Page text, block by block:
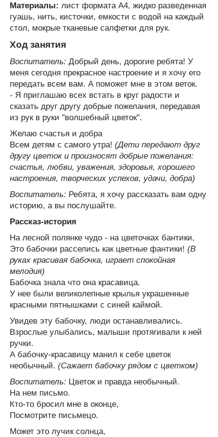
Материалы: лист формата А4, жидко разведенная
гуашь, нить, кисточки, емкости с водой на каждый
стол, мокрые тканевые салфетки для рук.
Ход занятия
Воспитатель: Добрый день, дорогие ребята! У
меня сегодня прекрасное настроение и я хочу его
передать всем вам. А поможет мне в этом веток.
- Я приглашаю всех встать в круг радости и
сказать друг другу добрые пожелания, передавая
из рук в руки "волшебный цветок".
Желаю счастья и добра
Всем детям с самого утра! (Дети передают друг
другу цветок и произносят добрые пожелания:
счастья, любви, уважения, здоровья, хорошего
настроения, творческих успехов, удачи, добра)
Воспитатель: Ребята, я хочу рассказать вам одну
историю, а вы послушайте.
Рассказ-история
На лесной полянке чудо - на цветочках бантики,
Это бабочки расселись как цветные фантики! (В
руках красивая бабочка, играет спокойная
мелодия)
Бабочка знала что она красавица.
У нее были великолепные крылья украшенные
красными пятнышками с синей каймой.
Увидев эту бабочку, люди останавливались.
Взрослые улыбались, малыши протягивали к ней
ручки.
А бабочку-красавицу манил к себе цветок
необычный. (Сажает бабочку рядом с цветком)
Воспитатель: Цветок и правда необычный.
На нем письмо.
Кто-то бросил мне в оконце,
Посмотрите письмецо.
Может это лучик солнца,